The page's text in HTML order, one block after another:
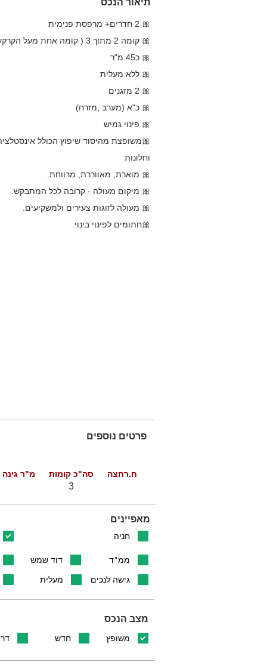
תיאור הנכס
🎀 2 חדרים+ מרפסת פנימית
🎀 קומה 2 מתוך 3 ( קומה אחת מעל הקרקע)
🎀 כ45 מ"ר
🎀 ללא מעלית
🎀 2 מזגנים
🎀 כ"א (מערב ,מזרח)
🎀 פינוי גמיש
🎀משופצת מהיסוד שיפוץ הכולל
וחלונות
🎀 מוארת, מאווררת, מרווחת.
🎀 מיקום מעולה - קרובה לכל המתבקש.
🎀 מעולה לזוגות צעירים ולמשקיעים.
🎀חתומים לפינוי בינוי.
פרטים נוספים
מ"ר גינה סה"כ קומות ח.רחצה
3
מאפיינים
חניה
דוד שמש
ממ"ד
מעלית גישה לנכים
מצב הנכס
חדש משופץ